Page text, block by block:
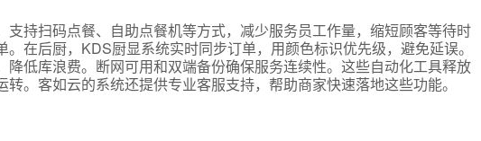
持扫码点餐、自助点餐机等方式，减少服务员工作量，缩短顾客等待时
在后厨，KDS厨显系统实时同步订单，用颜色标识优先级，避免延误。
低库浪费。断网可用和双端备份确保服务连续性。这些自动化工具释放
。客如云的系统还提供专业客服支持，帮助商家快速落地这些功能。